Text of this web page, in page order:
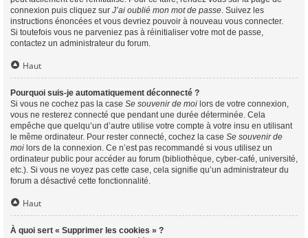
connexion puis cliquez sur J’ai oublié mon mot de passe. Suivez les
instructions énoncées et vous devriez pouvoir à nouveau vous connecter.
Si toutefois vous ne parveniez pas à réinitialiser votre mot de passe,
contactez un administrateur du forum.
Haut
Pourquoi suis-je automatiquement déconnecté ?
Si vous ne cochez pas la case Se souvenir de moi lors de votre connexion,
vous ne resterez connecté que pendant une durée déterminée. Cela
empêche que quelqu’un d’autre utilise votre compte à votre insu en utilisant
le même ordinateur. Pour rester connecté, cochez la case Se souvenir de
moi lors de la connexion. Ce n’est pas recommandé si vous utilisez un
ordinateur public pour accéder au forum (bibliothèque, cyber-café, université,
etc.). Si vous ne voyez pas cette case, cela signifie qu’un administrateur du
forum a désactivé cette fonctionnalité.
Haut
À quoi sert « Supprimer les cookies » ?